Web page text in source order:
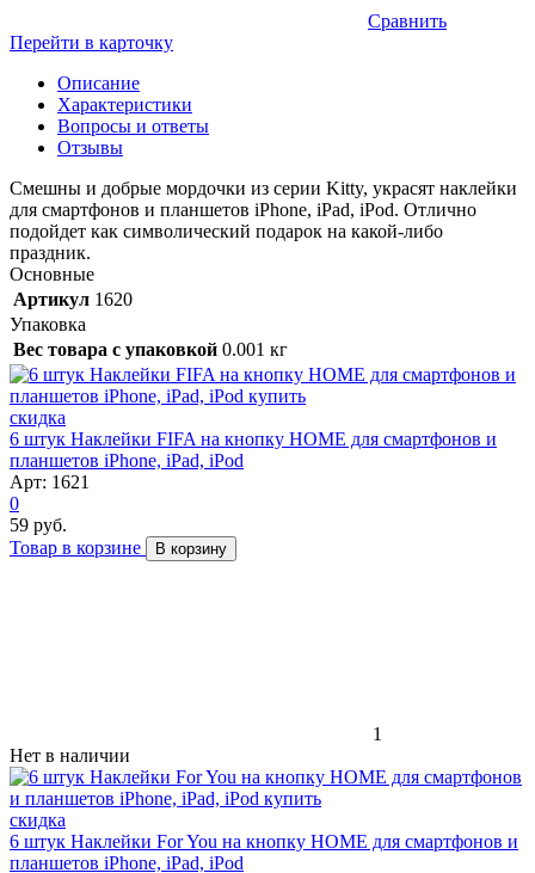
Сравнить
Перейти в карточку
Описание
Характеристики
Вопросы и ответы
Отзывы
Смешны и добрые мордочки из серии Kitty, украсят наклейки
для смартфонов и планшетов iPhone, iPad, iPod. Отлично
подойдет как символический подарок на какой-либо
праздник.
Основные
Артикул 1620
Упаковка
Вес товара с упаковкой 0.001 кг
скидка
6 штук Наклейки FIFA на кнопку HOME для смартфонов и
планшетов iPhone, iPad, iPod
Арт: 1621
0
59 руб.
Товар в корзине
В корзину
1
Нет в наличии
скидка
6 штук Наклейки For You на кнопку HOME для смартфонов и
планшетов iPhone, iPad, iPod